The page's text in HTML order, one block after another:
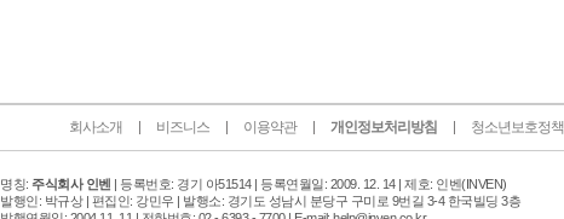
회사소개 비즈니스 이용약관 개인정보처리방침 청소년보호정책
명칭: 주식회사 인벤 | 등록번호: 경기 아51514 | 등록연월일: 2009. 12. 14 | 제호: 인벤 (INVEN)
발행인: 박규상 | 편집인: 강민우 | 발행소: 경기도 성남시 분당구 구미로 9번길 3-4 한국빌딩 3층